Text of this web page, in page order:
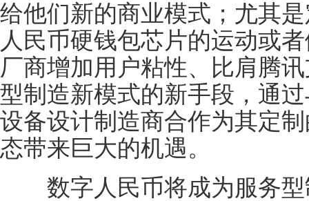
给他们新的商业模式；尤其
人民币硬钱包芯片的运动或
厂商增加用户粘性、比肩腾
型制造新模式的新手段，通
设备设计制造商合作为其定
态带来巨大的机遇。
数字人民币将成为服务型